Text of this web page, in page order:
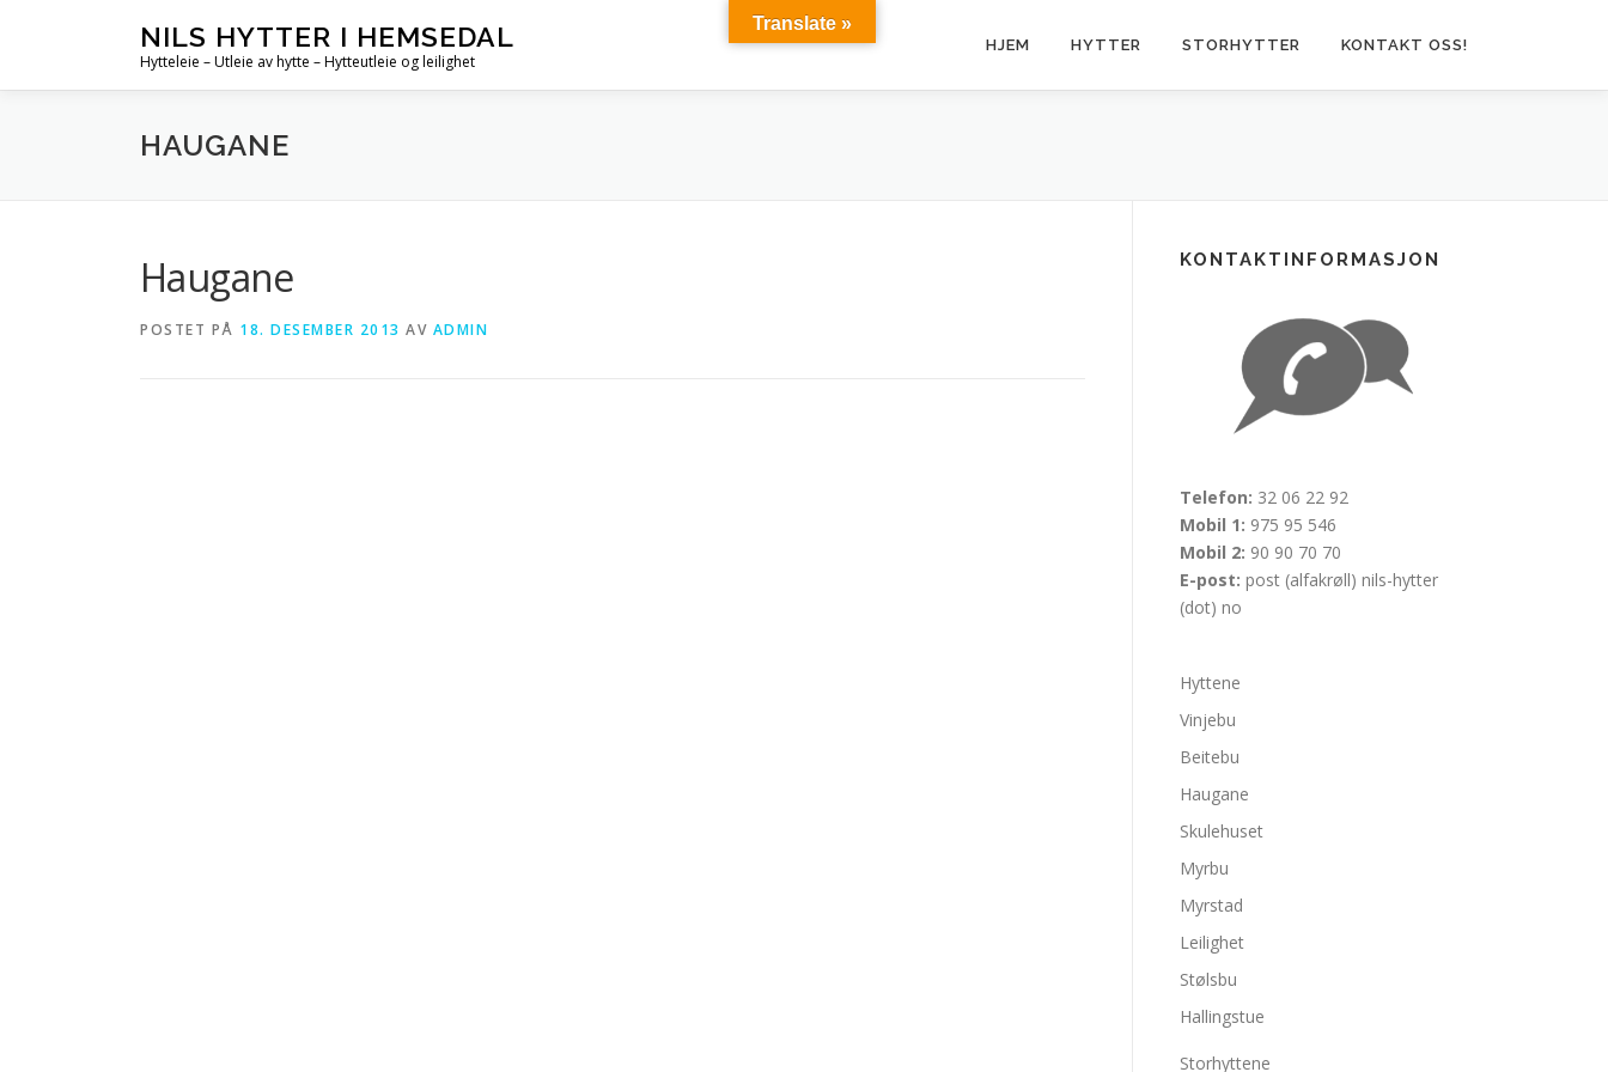
NILS HYTTER I HEMSEDAL
Hytteleie – Utleie av hytte – Hytteutleie og leilighet
HJEM HYTTER STORHYTTER KONTAKT OSS!
HAUGANE
Haugane
POSTET PÅ 18. DESEMBER 2013 AV ADMIN
KONTAKTINFORMASJON
Telefon: 32 06 22 92
Mobil 1: 975 95 546
Mobil 2: 90 90 70 70
E-post: post (alfakrøll) nils-hytter
(dot) no
Hyttene
Vinjebu
Beitebu
Haugane
Skulehuset
Myrbu
Myrstad
Leilighet
Stølsbu
Hallingstue
Storhyttene
Translate »